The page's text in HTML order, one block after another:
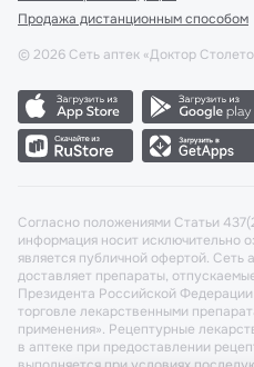
Продажа дистанционным способом
© 2026 Сеть аптек «Доктор
Согласно положениями Статьи
информация носит исключительно
является публичной офертой. Сеть
доставляет препараты,
Президента Российской
торговле лекарственными
применения». Рецептурные
в аптеке при предоставлении